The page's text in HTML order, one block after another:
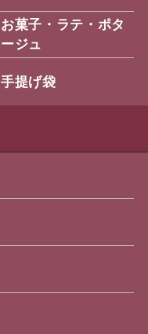
お菓子・ラテ・ポタ
ージュ
手提げ袋